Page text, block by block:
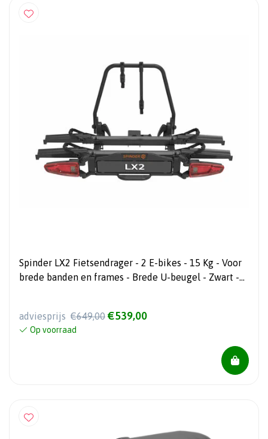
Spinder LX2 Fietsendrager - 2 E-bikes - 15 Kg - Voor
brede banden en frames - Brede U-beugel - Zwart -
adviesprijs €649,00 €539,00
Op voorraad